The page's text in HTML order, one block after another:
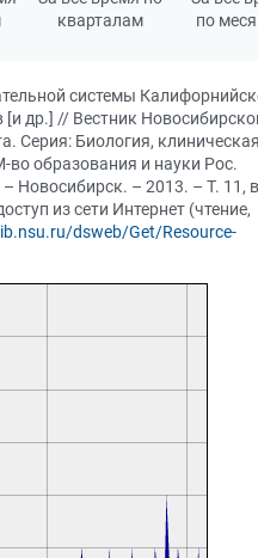
кварталам
по
системы
др.] // Вестник
Серия: Биология,
образования и науки Рос.
Новосибирск. – 2013. – Т. 11,
из сети Интернет (чтение,
dsweb/Get/Resource-